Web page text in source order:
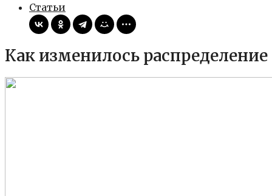
Статьи
Как изменилось распределение